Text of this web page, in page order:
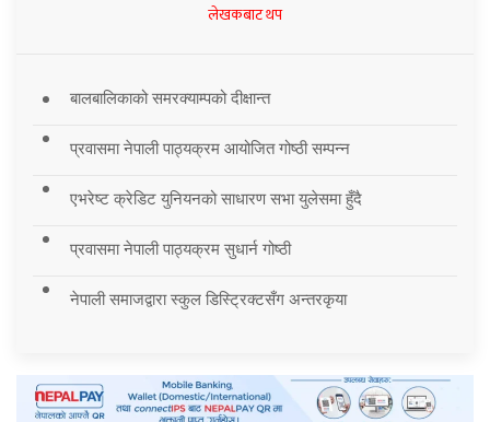
लेखकबाट थप
बालबालिकाको समरक्याम्पको दीक्षान्त
प्रवासमा नेपाली पाठ्यक्रम आयोजित गोष्ठी सम्पन्न
एभरेष्ट क्रेडिट युनियनको साधारण सभा युलेसमा हुँदै
प्रवासमा नेपाली पाठ्यक्रम सुधार्न गोष्ठी
नेपाली समाजद्वारा स्कुल डिस्ट्रिक्टसँग अन्तरकृया